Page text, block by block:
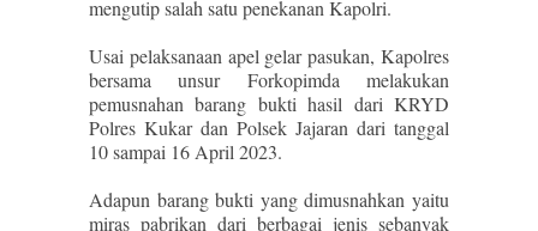
mengutip salah satu penekanan Kapolri.
Usai pelaksanaan apel gelar pasukan, Kapolres
bersama unsur Forkopimda melakukan
pemusnahan barang bukti hasil dari KRYD
Polres Kukar dan Polsek Jajaran dari tanggal
10 sampai 16 April 2023.
Adapun barang bukti yang dimusnahkan yaitu
miras pabrikan dari berbagai jenis sebanyak